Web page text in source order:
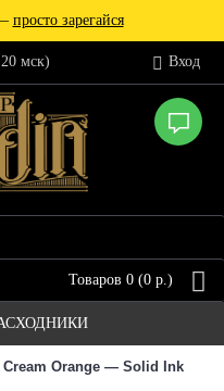
просто зарегайся
мск) Вход
Товаров 0 (0 р.)
Cream Orange — Solid Ink